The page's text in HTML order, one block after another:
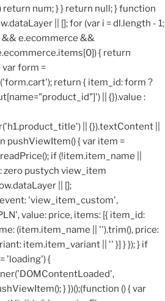
return num; } } return null; } function
|| []; for (var i = dl.length - 1;
&& e.ecommerce &&
{ return
form =
return { item_id: form ?
|| {}).value :
|| {}).textContent ||
pushViewItem() { var item =
if (!item.item_name ||
zero pustych view_item
|| [];
'view_item_custom',
value: price, items: [{ item_id:
(item.item_name || '').trim(), price:
item.item_variant || '' }] } }); } if
'loading') {
} })();(function () { var